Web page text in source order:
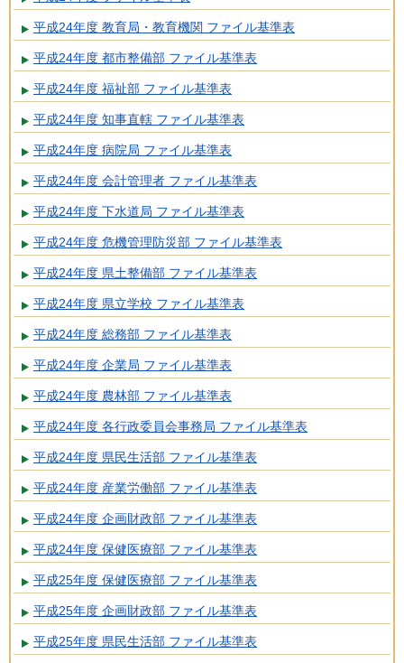
平成24年度 教育局・教育機関 ファイル基準表
平成24年度 都市整備部 ファイル基準表
平成24年度 福祉部 ファイル基準表
平成24年度 知事直轄 ファイル基準表
平成24年度 病院局 ファイル基準表
平成24年度 会計管理者 ファイル基準表
平成24年度 下水道局 ファイル基準表
平成24年度 危機管理防災部 ファイル基準表
平成24年度 県土整備部 ファイル基準表
平成24年度 県立学校 ファイル基準表
平成24年度 総務部 ファイル基準表
平成24年度 企業局 ファイル基準表
平成24年度 農林部 ファイル基準表
平成24年度 各行政委員会事務局 ファイル基準表
平成24年度 県民生活部 ファイル基準表
平成24年度 産業労働部 ファイル基準表
平成24年度 企画財政部 ファイル基準表
平成24年度 保健医療部 ファイル基準表
平成25年度 保健医療部 ファイル基準表
平成25年度 企画財政部 ファイル基準表
平成25年度 県民生活部 ファイル基準表